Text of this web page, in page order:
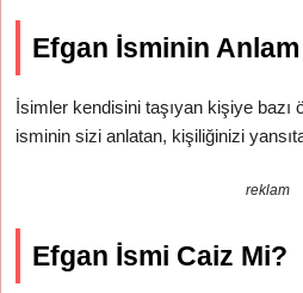
Efgan İsminin
İsimler kendisini taşıyan kişiye bazı
isminin sizi anlatan, kişiliğinizi
reklam
Efgan İsmi Caiz Mi?